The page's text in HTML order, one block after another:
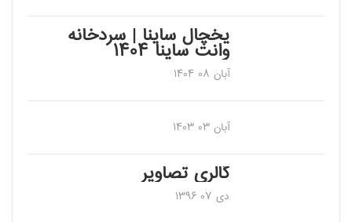
یخچال ساینا | سردخانه
وانت ساینا ۱۴۰۴
آبان ۰۸ ۱۴۰۴
آبان ۰۳ ۱۴۰۳
گالری تصاویر
دی ۰۷ ۱۳۹۶